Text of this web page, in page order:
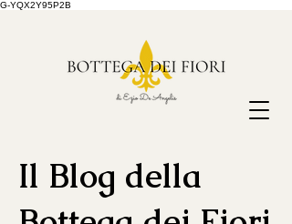
G-YQX2Y95P2B
Il Blog della